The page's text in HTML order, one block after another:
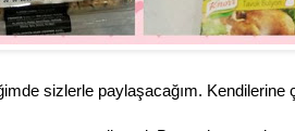
sizlerle paylaşacağım. Kendilerine